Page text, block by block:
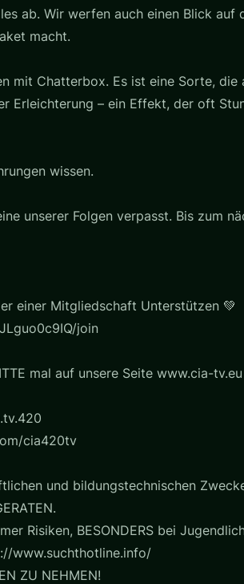
ab. Wir werfen auch einen Blick
macht.
mit Chatterbox. Es ist eine Sorte,
Erleichterung – ein Effekt, der oft
wissen.
unserer Folgen verpasst. Bis zum
einer Mitgliedschaft Unterstützen 💚
join
mal auf unsere Seite www.cia-
cia420tv
und bildungstechnischen
Risiken, BESONDERS bei
www.suchthotline.info/
ZU NEHMEN!